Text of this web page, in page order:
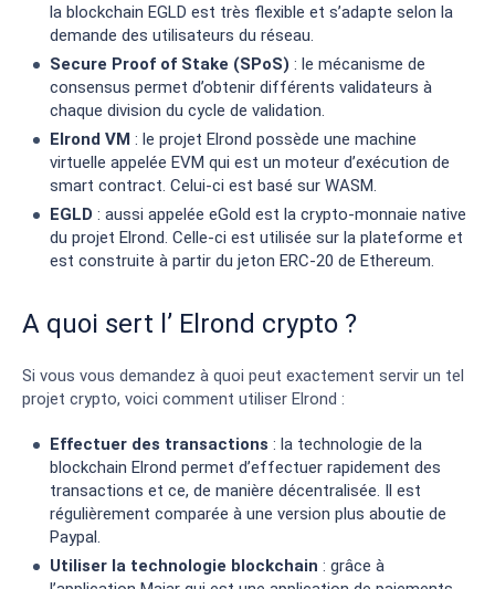
la blockchain EGLD est très flexible et s’adapte selon la
demande des utilisateurs du réseau.
Secure Proof of Stake (SPoS) : le mécanisme de
consensus permet d’obtenir différents validateurs à
chaque division du cycle de validation.
Elrond VM : le projet Elrond possède une machine
virtuelle appelée EVM qui est un moteur d’exécution de
smart contract. Celui-ci est basé sur WASM.
EGLD : aussi appelée eGold est la crypto-monnaie native
du projet Elrond. Celle-ci est utilisée sur la plateforme et
est construite à partir du jeton ERC-20 de Ethereum.
A quoi sert l’ Elrond crypto ?
Si vous vous demandez à quoi peut exactement servir un tel
projet crypto, voici comment utiliser Elrond :
Effectuer des transactions : la technologie de la
blockchain Elrond permet d’effectuer rapidement des
transactions et ce, de manière décentralisée. Il est
régulièrement comparée à une version plus aboutie de
Paypal.
Utiliser la technologie blockchain : grâce à